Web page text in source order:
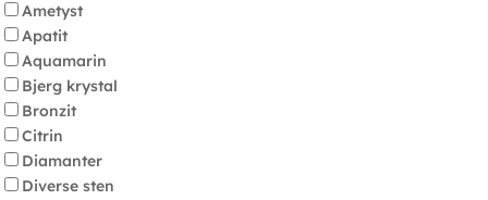
Ametyst
Apatit
Aquamarin
Bjerg krystal
Bronzit
Citrin
Diamanter
Diverse sten